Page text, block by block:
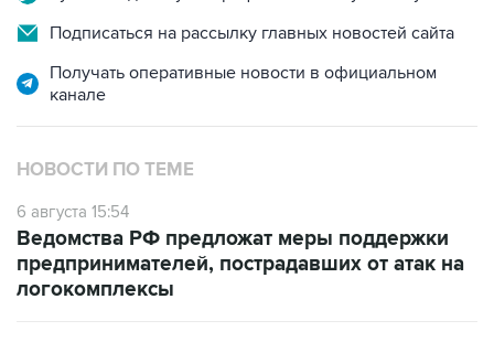
Получать оперативные новости в официальном
НОВОСТИ ПО ТЕМЕ
6 августа 15:54
предпринимателей, пострадавших от атак на
логокомплексы